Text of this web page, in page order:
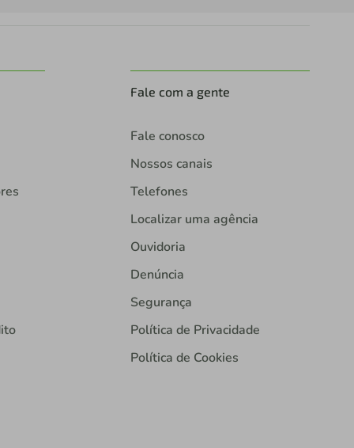
Fale com a gente
Fale conosco
Nossos canais
Telefones
Localizar uma agência
Ouvidoria
Denúncia
Segurança
Política de Privacidade
Política de Cookies